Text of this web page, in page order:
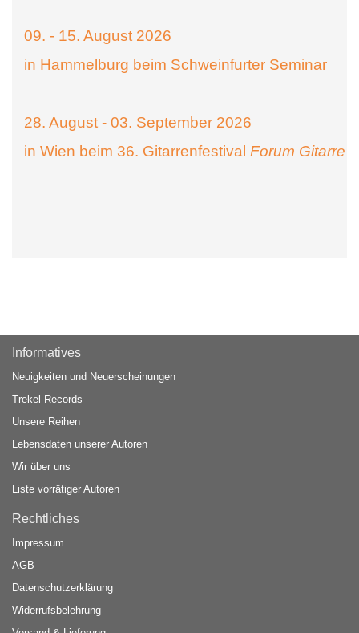
09. - 15. August 2026
in Hammelburg beim Schweinfurter Seminar
28. August - 03. September 2026
in Wien beim 36. Gitarrenfestival Forum Gitarre
Informatives
Neuigkeiten und Neuerscheinungen
Trekel Records
Unsere Reihen
Lebensdaten unserer Autoren
Wir über uns
Liste vorrätiger Autoren
Rechtliches
Impressum
AGB
Datenschutzerklärung
Widerrufsbelehrung